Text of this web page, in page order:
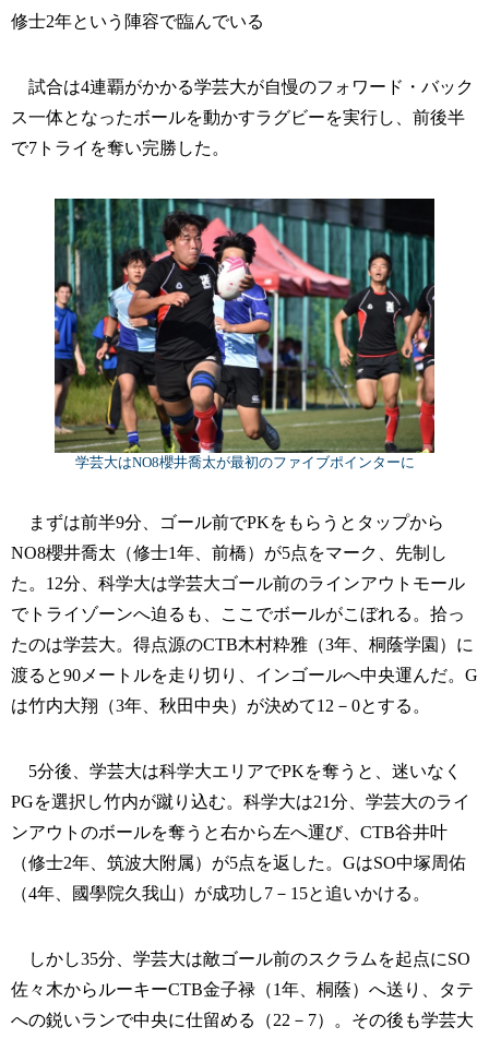
修士2年という陣容で臨んでいる
試合は4連覇がかかる学芸大が自慢のフォワード・バック
ス一体となったボールを動かすラグビーを実行し、前後半
で7トライを奪い完勝した。
学芸大はNO8櫻井喬太が最初のファイブポインターに
まずは前半9分、ゴール前でPKをもらうとタップから
NO8櫻井喬太（修士1年、前橋）が5点をマーク、先制し
た。12分、科学大は学芸大ゴール前のラインアウトモール
でトライゾーンへ迫るも、ここでボールがこぼれる。拾っ
たのは学芸大。得点源のCTB木村粋雅（3年、桐蔭学園）に
渡ると90メートルを走り切り、インゴールへ中央運んだ。G
は竹内大翔（3年、秋田中央）が決めて12－0とする。
5分後、学芸大は科学大エリアでPKを奪うと、迷いなく
PGを選択し竹内が蹴り込む。科学大は21分、学芸大のライ
ンアウトのボールを奪うと右から左へ運び、CTB谷井叶
（修士2年、筑波大附属）が5点を返した。GはSO中塚周佑
（4年、國學院久我山）が成功し7－15と追いかける。
しかし35分、学芸大は敵ゴール前のスクラムを起点にSO
佐々木からルーキーCTB金子禄（1年、桐蔭）へ送り、タテ
への鋭いランで中央に仕留める（22－7）。その後も学芸大